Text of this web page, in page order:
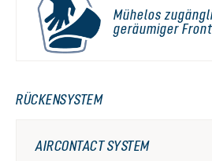
Mühelos
geräumiger
RÜCKENSYSTEM
AIRCONTACT SYSTEM